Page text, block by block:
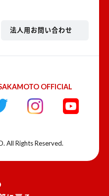
法人用お問い合わせ
OFFICIAL
All Rights Reserved.